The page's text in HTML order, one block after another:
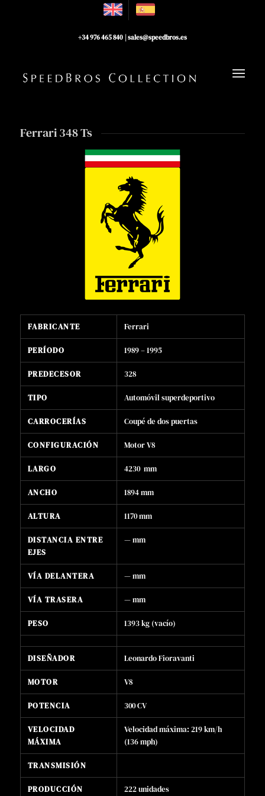
+34 976 465 840 sales@speedbros.es
Ferrari 348 Ts
FABRICANTE Ferrari
PERÍODO 1989 – 1995
PREDECESOR 328
TIPO Automóvil superdeportivo
CARROCERÍAS Coupé de dos puertas
CONFIGURACIÓN Motor V8
LARGO 4230 mm
ANCHO 1894 mm
ALTURA 1170 mm
DISTANCIA ENTRE
EJES
— mm
VÍA DELANTERA — mm
VÍA TRASERA — mm
PESO 1393 kg (vacío)
DISEÑADOR Leonardo Fioravanti
MOTOR V8
POTENCIA 300 CV
VELOCIDAD
MÁXIMA
Velocidad máxima: 219 km/h
(136 mph)
TRANSMISIÓN
PRODUCCIÓN 222 unidades